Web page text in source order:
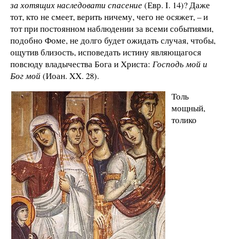
за хотящих наследовати спасение(Евр. I. 14)? Даже
тот, кто не смеет, верить ничему, чего не осяжет, – и
тот при постоянном наблюдении за всеми событиями,
подобно Фоме, не долго будет ожидать случая, чтобы,
ощутив близость, исповедать истину являющагося
повсюду владычества Бога и Христа: Господь мой и
Бог мой(Иоан. XX. 28).
Толь
мощный,
толико